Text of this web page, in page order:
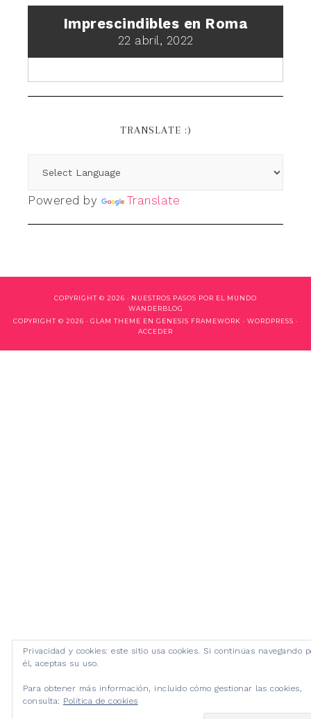
Imprescindibles en Roma
22 abril, 2022
TRANSLATE :)
Powered by Translate
COPYRIGHT © 2026 · NUESTROS PASOS POR EL MUNDO
WANDERBLOG
COPYRIGHT © 2026 · GLAM THEME EN GENESIS FRAMEWORK · WORDPRESS ·
ACCEDER
Privacidad y cookies: este sitio usa cookies. Si continúas navegando
él, aceptas su uso.
Para obtener más información, incluido cómo gestionar las cookies,
consulta: Política de cookies